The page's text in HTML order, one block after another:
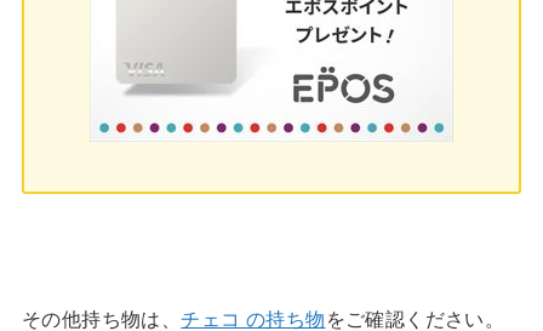
その他持ち物は、チェコ の持ち物 をご確認ください。